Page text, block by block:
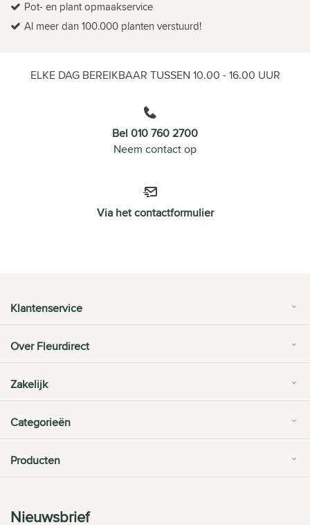
Pot- en plant opmaakservice
Al meer dan 100.000 planten verstuurd!
ELKE DAG BEREIKBAAR TUSSEN 10.00 - 16.00 UUR
Bel 010 760 2700
Neem contact op
Via het contactformulier
Klantenservice
Over Fleurdirect
Zakelijk
Categorieën
Producten
Nieuwsbrief